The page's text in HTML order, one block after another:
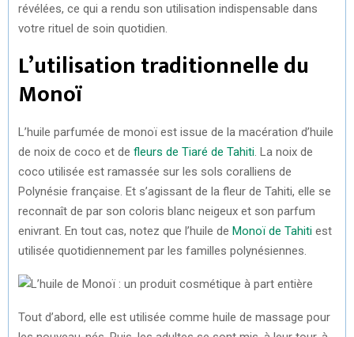
révélées, ce qui a rendu son utilisation indispensable dans
votre rituel de soin quotidien.
L’utilisation traditionnelle du
Monoï
L’huile parfumée de monoï est issue de la macération d’huile
de noix de coco et de fleurs de Tiaré de Tahiti . La noix de
coco utilisée est ramassée sur les sols coralliens de
Polynésie française. Et s’agissant de la fleur de Tahiti, elle se
reconnaît de par son coloris blanc neigeux et son parfum
enivrant. En tout cas, notez que l’huile de Monoï de Tahiti est
utilisée quotidiennement par les familles polynésiennes.
Tout d’abord, elle est utilisée comme huile de massage pour